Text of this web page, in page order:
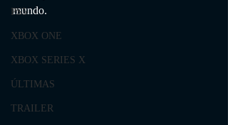
PS5
XBOX ONE
XBOX SERIES X
ÚLTIMAS
TRAILER
mundo.